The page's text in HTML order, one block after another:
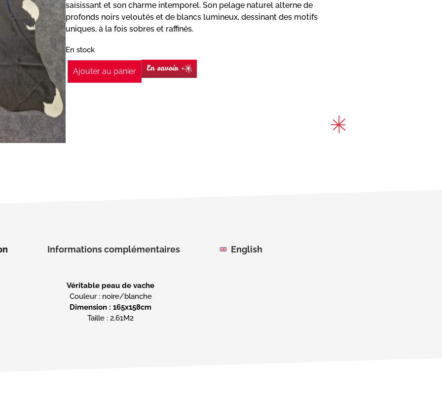
saisissant et son charme intemporel. Son pelage naturel alterne de
profonds noirs veloutés et de blancs lumineux, dessinant des motifs
uniques, à la fois sobres et raffinés.
En stock
Ajouter au panier En savoir +
Informations complémentaires English
Véritable peau de vache
Couleur : noire/blanche
Dimension : 165x158cm
Taille : 2,61M2